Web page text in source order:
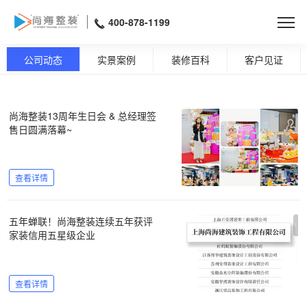
400-878-1199
公司动态 实景案例 装修百科 客户见证
尚海整装13周年生日会 & 总经理签
售日圆满落幕~
查看详情
五年蝉联！尚海整装连续五年获评
家装信用五星级企业
查看详情